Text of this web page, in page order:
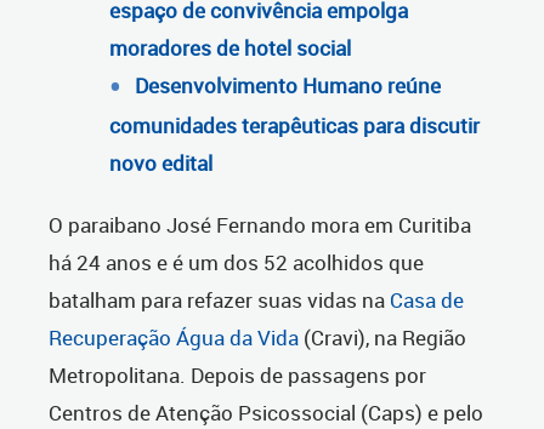
espaço de convivência empolga
moradores de hotel social
Desenvolvimento Humano reúne
comunidades terapêuticas para discutir
novo edital
O paraibano José Fernando mora em Curitiba
há 24 anos e é um dos 52 acolhidos que
batalham para refazer suas vidas na Casa de
Recuperação Água da Vida (Cravi), na Região
Metropolitana. Depois de passagens por
Centros de Atenção Psicossocial (Caps) e pelo